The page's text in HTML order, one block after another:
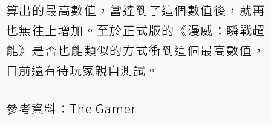
算出的最高數值，當達到了這個數值後，就再
也無往上增加。至於正式版的《漫威：瞬戰超
能》是否也能類似的方式衝到這個最高數值，
目前還有待玩家親自測試。
參考資料： The Gamer